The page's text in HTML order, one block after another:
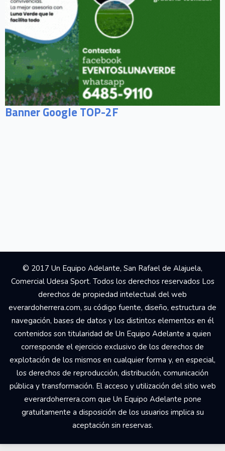
Banner Google TOP-2F
© 2017 Un Equipo Adelante, San Rafael de Alajuela,
Comercial Udesa Sport. Todos los derechos reservados Los
derechos de propiedad intelectual del web
everardoherrera.com, su código fuente, diseño, estructura de
navegación, bases de datos y los distintos elementos en él
contenidos son titularidad de Un Equipo Adelante a quien
corresponde el ejercicio exclusivo de los derechos de
explotación de los mismos en cualquier forma y, en especial,
los derechos de reproducción, distribución, comunicación
pública y transformación. El acceso y utilización del sitio web
everardoherrera.com que Un Equipo Adelante pone
gratuitamente a disposición de los usuarios implica su
aceptación sin reservas.